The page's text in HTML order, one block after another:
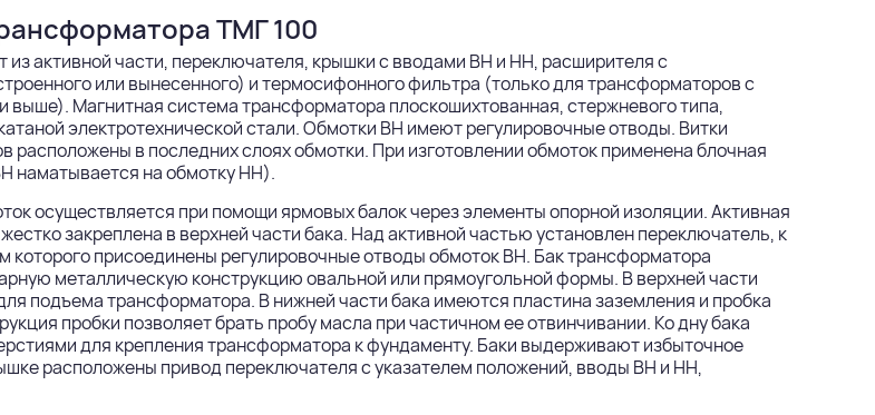
ТМГ 100
из активной части, переключателя, крышки с вводами ВН и НН, расширителя с
или вынесенного) и термосифонного фильтра (только для трансформаторов с
выше). Магнитная система трансформатора плоскошихтованная, стержневого типа,
электротехнической стали. Обмотки ВН имеют регулировочные отводы. Витки
расположены в последних слоях обмотки. При изготовлении обмоток применена блочная
наматывается на обмотку НН).
осуществляется при помощи ярмовых балок через элементы опорной изоляции. Активная
закреплена в верхней части бака. Над активной частью установлен переключатель, к
которого присоединены регулировочные отводы обмоток ВН. Бак трансформатора
металлическую конструкцию овальной или прямоугольной формы. В верхней части
подъема трансформатора. В нижней части бака имеются пластина заземления и пробка
пробки позволяет брать пробу масла при частичном ее отвинчивании. Ко дну бака
для крепления трансформатора к фундаменту. Баки выдерживают избыточное
расположены привод переключателя с указателем положений, вводы ВН и НН,